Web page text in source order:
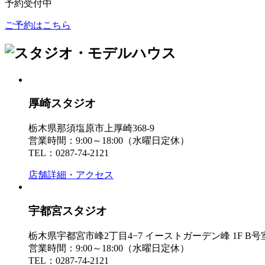
予約受付中
ご予約はこちら
厚崎スタジオ
栃木県那須塩原市上厚崎368-9
営業時間：9:00～18:00（水曜日定休）
TEL：0287-74-2121
店舗詳細・アクセス
宇都宮スタジオ
栃木県宇都宮市峰2丁目4−7 イーストガーデン峰 1F B号
営業時間：9:00～18:00（水曜日定休）
TEL：0287-74-2121